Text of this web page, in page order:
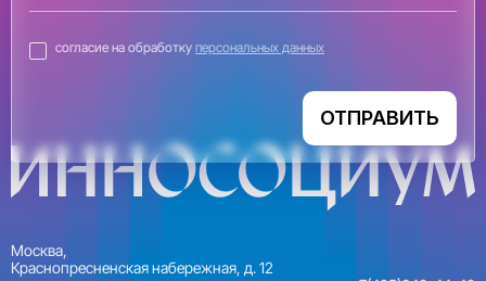
согласие на обработку персональных данных
ОТПРАВИТЬ
Москва,
Краснопресненская набережная, д. 12